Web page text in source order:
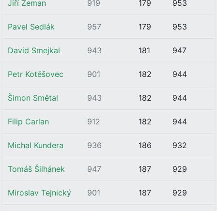
Jiří Zeman 919 179 953
Pavel Sedlák 957 179 953
David Smejkal 943 181 947
Petr Kotěšovec 901 182 944
Šimon Smětal 943 182 944
Filip Carlan 912 182 944
Michal Kundera 936 186 932
Tomáš Šilhánek 947 187 929
Miroslav Tejnický 901 187 929